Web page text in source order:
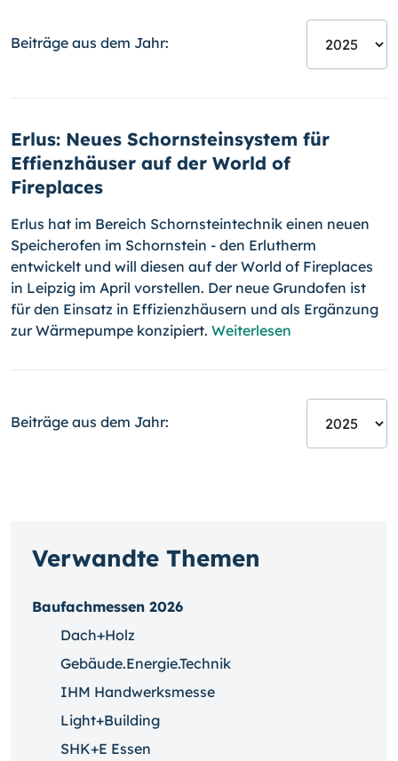
Beiträge aus dem Jahr:
Erlus: Neues Schornsteinsystem für
Effienzhäuser auf der World of
Fireplaces
Erlus hat im Bereich Schornsteintechnik einen neuen
Speicherofen im Schornstein - den Erlutherm
entwickelt und will diesen auf der World of Fireplaces
in Leipzig im April vorstellen. Der neue Grundofen ist
für den Einsatz in Effizienzhäusern und als Ergänzung
zur Wärmepumpe konzipiert. Weiterlesen
Beiträge aus dem Jahr:
Verwandte Themen
Baufachmessen 2026
Dach+Holz
Gebäude.Energie.Technik
IHM Handwerksmesse
Light+Building
SHK+E Essen